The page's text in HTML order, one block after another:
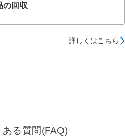
の回収
詳しくはこちら
る質問(FAQ)